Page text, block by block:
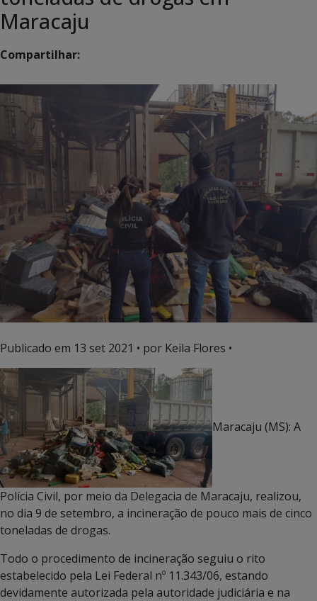
Maracaju
Compartilhar:
Publicado em 13 set 2021 • por Keila Flores •
Maracaju (MS): A
Polícia Civil, por meio da Delegacia de Maracaju, realizou,
no dia 9 de setembro, a incineração de pouco mais de cinco
toneladas de drogas.
Todo o procedimento de incineração seguiu o rito
estabelecido pela Lei Federal nº 11.343/06, estando
devidamente autorizada pela autoridade judiciária e na